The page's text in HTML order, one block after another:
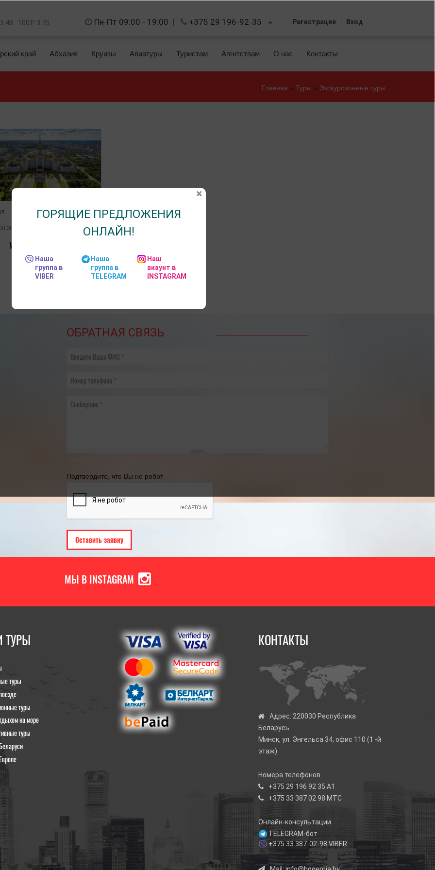
100₽ 3.75 Пн-Пт 09:00 - 19:00 | +375 29 196-92-35 Регистрация Вход
край Абхазия Круизы Авиатуры Туристам Агентствам О нас Контакты
Главная » Туры » Экскурсионные туры
(23500 RUB)
Московский уйкенд
Подробнее
ОБРАТНАЯ СВЯЗЬ
Введите Ваши ФИО
Номер телефона
Сообщение
Подтвердите, что Вы не робот
МЫ В INSTAGRAM
ТУРЫ
туры
туры
на море
туры
КОНТАКТЫ
Адрес: 220030 Республика
Беларусь
Минск, ул. Энгельса 34, офис 110 (1 -й
этаж)
Номера телефонов
+375 29 196 92 35 А1
+375 33 387 02 98 МТС
Онлайн-консультации
TELEGRAM-бот
+375 33 387-02-98 VIBER
ГОРЯЩИЕ ПРЕДЛОЖЕНИЯ
ОНЛАЙН!
Наша
группа в
VIBER
Наша
группа в
TELEGRAM
Наш
акаунт в
INSTAGRAM